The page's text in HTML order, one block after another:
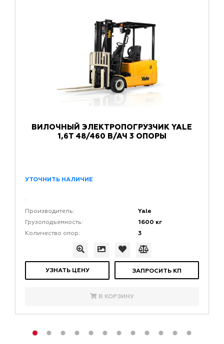
ВИЛОЧНЫЙ ЭЛЕКТРОПОГРУЗЧИК YALE
1,6Т 48/460 В/АЧ 3 ОПОРЫ
УТОЧНИТЬ НАЛИЧИЕ
:
Производитель:
Yale
Грузоподъемность: 1600 кг
Количество опор: 3
УЗНАТЬ ЦЕНУ ЗАПРОСИТЬ КП
В КОРЗИНУ